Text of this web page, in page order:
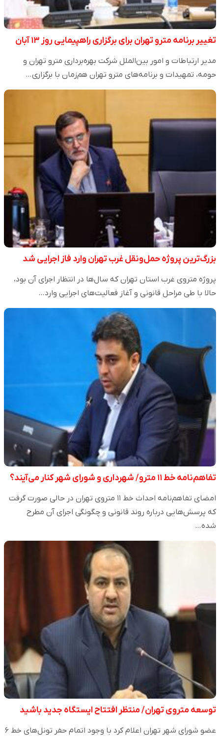
تغییر برنامه مترو تهران برای برگزاری راهپیمایی روز ۱۳ آبان
مدیر ارتباطات و امور بین‌الملل شرکت بهره‌برداری مترو تهران و
حومه، تمهیدات و برنامه‌های مترو تهران هم‌زمان با برگزاری…
بزرگ‌ترین پروژه حمل‌ونقل غرب تهران وارد فاز اجرایی شد
پروژه متروی غرب استان تهران که سال‌ها در انتظار اجرای آن بود،
حالا با طی مراحل قانونی و آغاز فعالیت‌های اجرایی وارد…
تفاهم‌نامه خط ۱۱ مترو/ شهرداری و شورای شهر کنار می‌آیند؟
امضای تفاهم‌نامه احداث خط ۱۱ متروی تهران در حالی صورت گرفت
که پرسش‌هایی درباره روند قانونی و چگونگی اجرای آن مطرح
شده…
توسعه متروی تهران/ منتظر افتتاح ایستگاه جدید باشید
عضو شورای شهر تهران اعلام کرد با وجود اتمام حفر تونل‌های خط ۶